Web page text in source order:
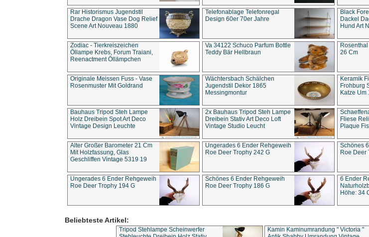
Rar Historismus Jugendstil
Drache Dragon Vase Dog Relief
Scene Art Nouveau 1880
Telefonablage Telefonregal
Design 60er 70er Jahre
Black
Dackel
Hund Art
Zodiac - Tierkreiszeichen
Öllampe Krebs, Forum Traiani,
Reenactment Öllämpchen
Va 34122 Schuco Parfum Bottle
Teddy Bär Hellbraun
26 Cm
Originale Meissen Fuss - Vase
Rosenmuster Mit Goldrand
Wächtersbach Schälchen
Jugendstil Dekor 1865
Messingmontur
Keramik
Frohburg
Katze Um
Bauhaus Tripod Steh Lampe
Holz Dreibein Spot Art Deco
Vintage Design Leuchte
2x Bauhaus Tripod Steh Lampe
Dreibein Stativ Art Deco Loft
Vintage Studio Leucht
Fliese
Plaque
Alter Großer Barometer 21 Cm
Mit Holzfassung, Glas
Geschliffen Vintage 5319 19
Ungerades 6 Ender Rehgeweih
Roe Deer Trophy 242 G
Schönes
Roe Deer
Ungerades 6 Ender Rehgeweih
Roe Deer Trophy 194 G
Schönes 6 Ender Rehgeweih
Roe Deer Trophy 186 G
6 Ender
Höhe: 34
Beliebteste Artikel:
Tripod Stehlampe Scheinwerfer
Kamin Kaminumrandung " Victoria "